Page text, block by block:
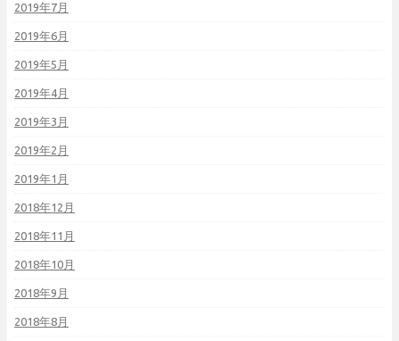
2019年7月
2019年6月
2019年5月
2019年4月
2019年3月
2019年2月
2019年1月
2018年12月
2018年11月
2018年10月
2018年9月
2018年8月